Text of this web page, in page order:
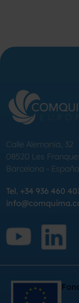
Calle Alemania, 32
08520 Les
Barcelona - España
Tel. +34 936 460